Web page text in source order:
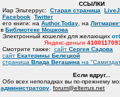
ССЫЛКИ
Иар Эльтеррус: Старая страница
Facebook Twitter
его книги: на Author.Today , на
в Библиотеке Мошкова
Электронный кошелёк для желающих
Яндекс-деньги
Смотрите также: сайт Сергея Садова
сайт Екатерины Белецкой
страница Влада Вегашина на
Если вдруг...
Обо всех неполадках вы по-прежнему
администратору forum@elterrus.net